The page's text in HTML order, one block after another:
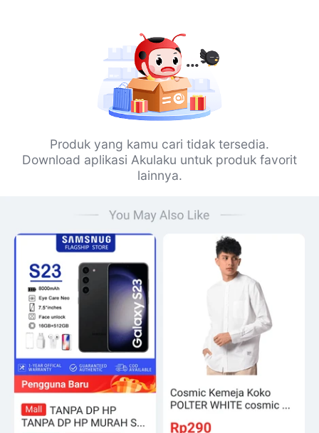
Produk yang kamu cari tidak tersedia.
Download aplikasi Akulaku untuk produk favorit
lainnya.